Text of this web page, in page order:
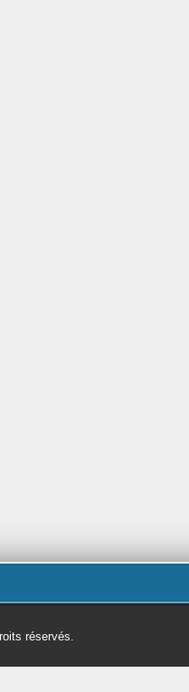
réservés.